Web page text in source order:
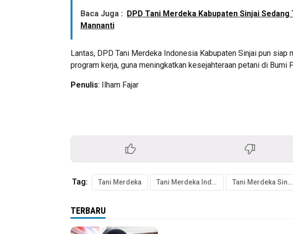
Baca Juga :
DPD Tani Merdeka Kabupaten Sinjai
Mannanti
Lantas, DPD Tani Merdeka Indonesia Kabupaten Sinjai pun
program kerja, guna meningkatkan kesejahteraan petani di Bumi
Penulis: Ilham Fajar
Tag: Tani Merdeka Tani Merdeka Indonesia Tani Merdeka Sinjai
TERBARU